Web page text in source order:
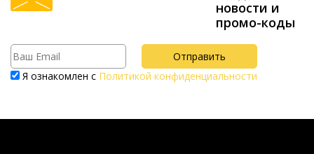
новости и
промо-коды
Я ознакомлен с Политикой конфиденциальности